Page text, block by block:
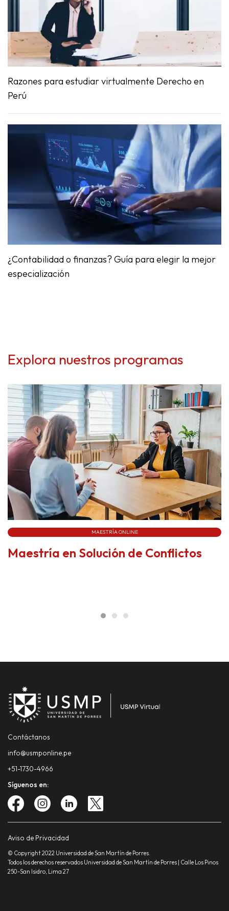
Razones para estudiar virtualmente Derecho en
Perú
¿Contabilidado finanzas? Guía para elegir la mejor
especialización
Explora nuestros programas
MAESTRÍA ONLINE
Maestría en Solución de Conflictos
Contáctanos
info@usmponline.pe
+51-1730-4966
Síguenos en:
Aviso de Privacidad
© Copyright 2022 Universidad de San Martín de Porres.
Todos los derechos reservados Universidad de San Martín de Porres | Calle Los Pinos
250-San Isidro, Lima 27